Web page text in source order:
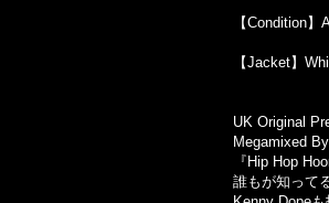
【Condition
【Jacket】
UK Original
Megamixed
『Hip Hop
誰もが知って